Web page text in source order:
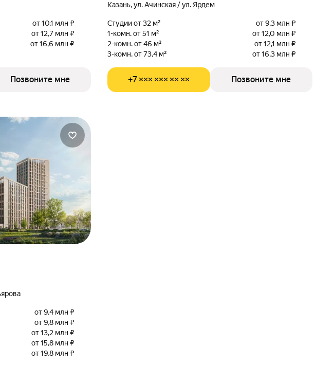
от 10,1 млн ₽
от 12,7 млн ₽
от 16,6 млн ₽
Позвоните мне
Казань, ул. Ачинская / ул. Ярдем
Студии от 32 м²
от 9,3 млн ₽
1-комн. от 51 м²
от 12,0 млн ₽
2-комн. от 46 м²
от 12,1 млн ₽
3-комн. от 73,4 м²
от 16,3 млн ₽
+7 ××× ××× ×× ×× Позвоните мне
от 9,4 млн ₽
от 9,8 млн ₽
от 13,2 млн ₽
от 15,8 млн ₽
от 19,8 млн ₽